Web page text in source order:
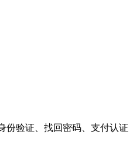
份验证、找回密码、支付认证